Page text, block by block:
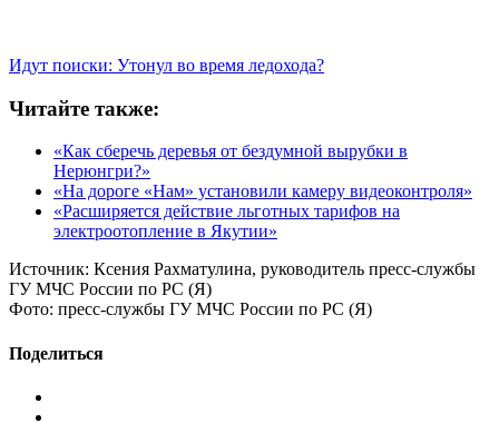
Идут поиски: Утонул во время ледохода?
Читайте также:
«Как сберечь деревья от бездумной вырубки в
Нерюнгри?»
«На дороге «Нам» установили камеру видеоконтроля»
«Расширяется действие льготных тарифов на
электроотопление в Якутии»
Источник: Ксения Рахматулина, руководитель пресс-службы
ГУ МЧС России по РС (Я)
Фото: пресс-службы ГУ МЧС России по РС (Я)
Поделиться